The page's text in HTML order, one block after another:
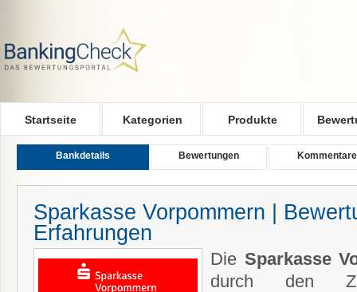
Startseite Kategorien Produkte
Bankdetails Bewertungen Kommentare
Sparkasse Vorpommern |
Erfahrungen
Die Sparkasse
durch den